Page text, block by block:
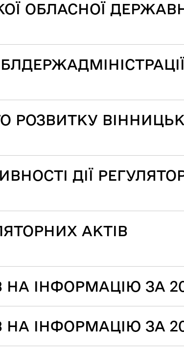
ОБЛАСНОЇ
РОЗВИТКУ
ДІЇ
АКТІВ
ІНФОРМАЦІЮ ЗА
ІНФОРМАЦІЮ ЗА